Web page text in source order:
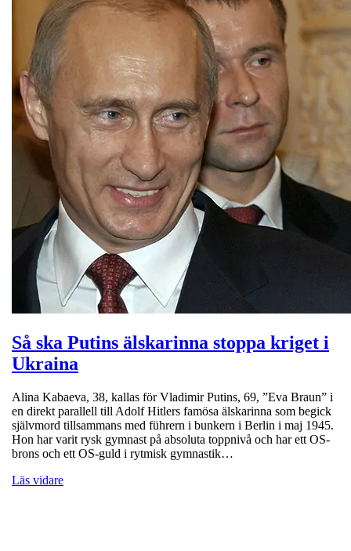
Så ska Putins älskarinna stoppa kriget i
Ukraina
Alina Kabaeva, 38, kallas för Vladimir Putins, 69, ”Eva Braun” i
en direkt parallell till Adolf Hitlers famösa älskarinna som begick
självmord tillsammans med führern i bunkern i Berlin i maj 1945.
Hon har varit rysk gymnast på absoluta toppnivå och har ett OS-
brons och ett OS-guld i rytmisk gymnastik…
Läs vidare